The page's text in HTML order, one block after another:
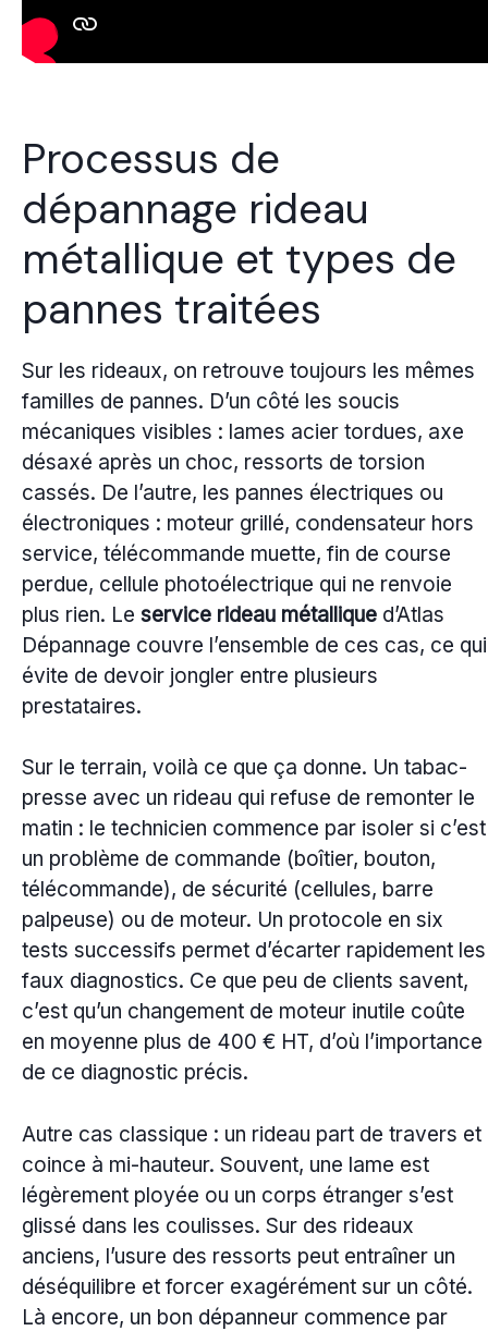
Processus de
dépannage rideau
métallique et types de
pannes traitées
Sur les rideaux, on retrouve toujours les mêmes
familles de pannes. D’un côté les soucis
mécaniques visibles : lames acier tordues, axe
désaxé après un choc, ressorts de torsion
cassés. De l’autre, les pannes électriques ou
électroniques : moteur grillé, condensateur hors
service, télécommande muette, fin de course
perdue, cellule photoélectrique qui ne renvoie
plus rien. Le service rideau métallique d’Atlas
Dépannage couvre l’ensemble de ces cas, ce qui
évite de devoir jongler entre plusieurs
prestataires.
Sur le terrain, voilà ce que ça donne. Un tabac-
presse avec un rideau qui refuse de remonter le
matin : le technicien commence par isoler si c’est
un problème de commande (boîtier, bouton,
télécommande), de sécurité (cellules, barre
palpeuse) ou de moteur. Un protocole en six
tests successifs permet d’écarter rapidement les
faux diagnostics. Ce que peu de clients savent,
c’est qu’un changement de moteur inutile coûte
en moyenne plus de 400 € HT, d’où l’importance
de ce diagnostic précis.
Autre cas classique : un rideau part de travers et
coince à mi-hauteur. Souvent, une lame est
légèrement ployée ou un corps étranger s’est
glissé dans les coulisses. Sur des rideaux
anciens, l’usure des ressorts peut entraîner un
déséquilibre et forcer exagérément sur un côté.
Là encore, un bon dépanneur commence par